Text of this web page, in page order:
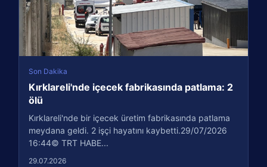
Son Dakika
Kırklareli'nde içecek fabrikasında patlama: 2
ölü
Kırklareli'nde bir içecek üretim fabrikasında patlama
meydana geldi. 2 işçi hayatını kaybetti.29/07/2026
16:44© TRT HABE...
29.07.2026